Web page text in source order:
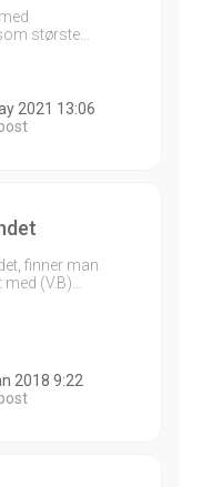
største…
2021 13:06
finner man
(V.B)…
2018 9:22